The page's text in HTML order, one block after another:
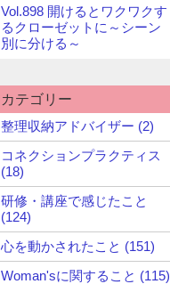
Vol.898 開けるとワクワクす
るクローゼットに～シーン
別に分ける～
カテゴリー
整理収納アドバイザー (2)
コネクションプラクティス
(18)
研修・講座で感じたこと
(124)
心を動かされたこと (151)
Woman'sに関すること (115)